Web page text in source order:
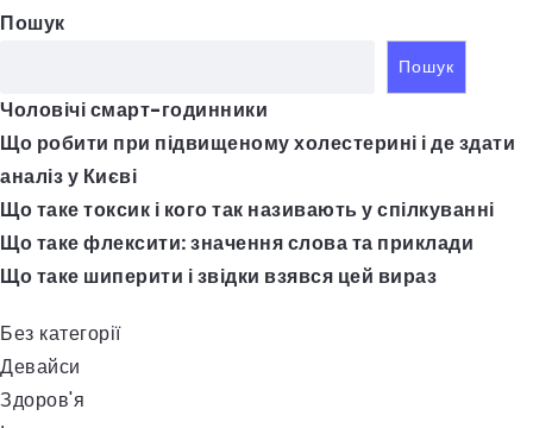
Пошук
Пошук
Чоловічі смарт-годинники
Що робити при підвищеному холестерині і де здати
аналіз у Києві
Що таке токсик і кого так називають у спілкуванні
Що таке флексити: значення слова та приклади
Що таке шиперити і звідки взявся цей вираз
Без категорії
Девайси
Здоров'я